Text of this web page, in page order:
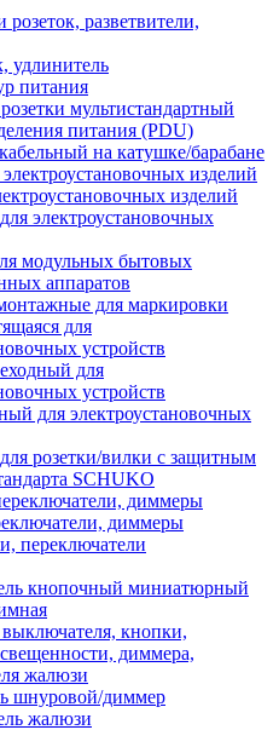
разветвители,
удлинитель
питания
мультистандартный
питания (PDU)
на катушке/барабане
изделий
электроустановочных
модульных бытовых
аппаратов
для маркировки
для
устройств
для
устройств
для электроустановочных
розетки/вилки с защитным
SCHUKO
диммеры
переключатели
кнопочный миниатюрный
кнопки,
диммера,
жалюзи
шнуровой/диммер
жалюзи